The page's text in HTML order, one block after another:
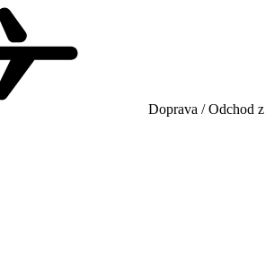
Doprava / Odchod z